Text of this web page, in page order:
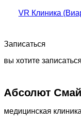
VR Клиника
Записаться
вы хотите записаться
Абсолют
медицинская клиника